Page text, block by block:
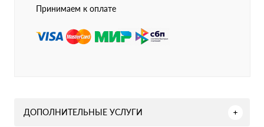
Принимаем к оплате
ДОПОЛНИТЕЛЬНЫЕ УСЛУГИ